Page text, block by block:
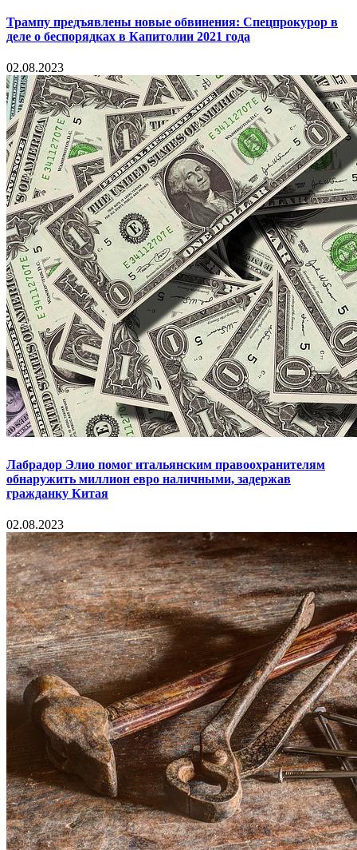
Трампу предъявлены новые обвинения: Спецпрокурор в
деле о беспорядках в Капитолии 2021 года
02.08.2023
Лабрадор Элио помог итальянским правоохранителям
обнаружить миллион евро наличными, задержав
гражданку Китая
02.08.2023